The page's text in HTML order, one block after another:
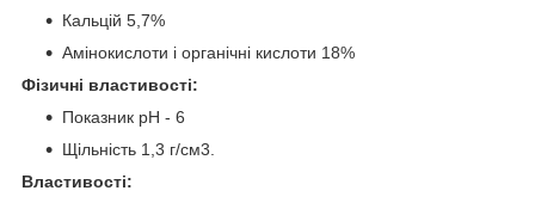
Кальцій 5,7%
Амінокислоти і органічні кислоти 18%
Фізичні властивості:
Показник рН - 6
Щільність 1,3 г/см3.
Властивості: